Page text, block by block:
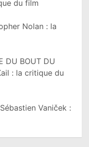
du film
Nolan : la
DU BOUT DU
: la critique du
Vaniček :